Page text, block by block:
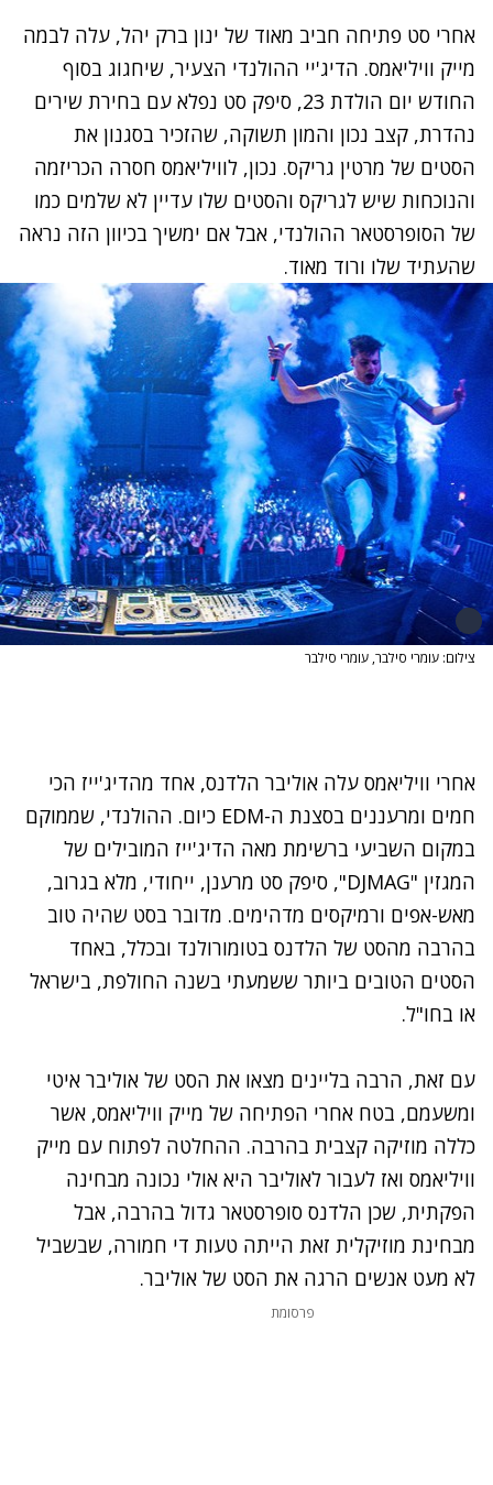
אחרי סט פתיחה חביב מאוד של ינון ברק יהל, עלה לבמה
מייק וויליאמס. הדיג'יי ההולנדי הצעיר, שיחגוג בסוף
החודש יום הולדת 23, סיפק סט נפלא עם בחירת שירים
נהדרת, קצב נכון והמון תשוקה, שהזכיר בסגנון את
הסטים של מרטין גריקס. נכון, לוויליאמס חסרה הכריזמה
והנוכחות שיש לגריקס והסטים שלו עדיין לא שלמים כמו
של הסופרסטאר ההולנדי, אבל אם ימשיך בכיוון הזה נראה
שהעתיד שלו ורוד מאוד.
צילום: עומרי סילבר, עומרי סילבר
אחרי וויליאמס עלה אוליבר הלדנס, אחד מהדיג'ייז הכי
חמים ומרעננים בסצנת ה-EDM כיום. ההולנדי, שממוקם
במקום השביעי ברשימת מאה הדיג'ייז המובילים של
המגזין "DJMAG", סיפק סט מרענן, ייחודי, מלא בגרוב,
מאש-אפים ורמיקסים מדהימים. מדובר בסט שהיה טוב
בהרבה מהסט של הלדנס בטומורולנד ובכלל, באחד
הסטים הטובים ביותר ששמעתי בשנה החולפת, בישראל
או בחו"ל.
עם זאת, הרבה בליינים מצאו את הסט של אוליבר איטי
ומשעמם, בטח אחרי הפתיחה של מייק וויליאמס, אשר
כללה מוזיקה קצבית בהרבה. ההחלטה לפתוח עם מייק
וויליאמס ואז לעבור לאוליבר היא אולי נכונה מבחינה
הפקתית, שכן הלדנס סופרסטאר גדול בהרבה, אבל
מבחינת מוזיקלית זאת הייתה טעות די חמורה, שבשביל
לא מעט אנשים הרגה את הסט של אוליבר.
פרסומת